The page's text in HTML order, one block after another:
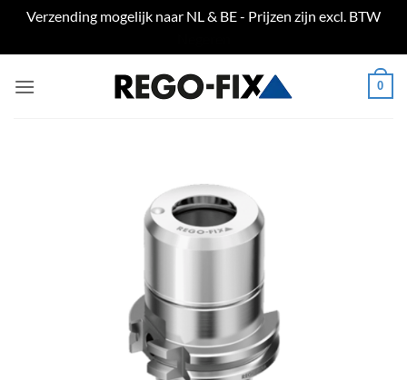
Verzending mogelijk naar NL & BE - Prijzen zijn excl. BTW
naar
0